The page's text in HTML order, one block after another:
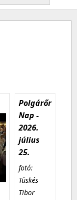
Polgárőr
Nap -
2026.
július
25.
fotó:
Tüskés
Tibor